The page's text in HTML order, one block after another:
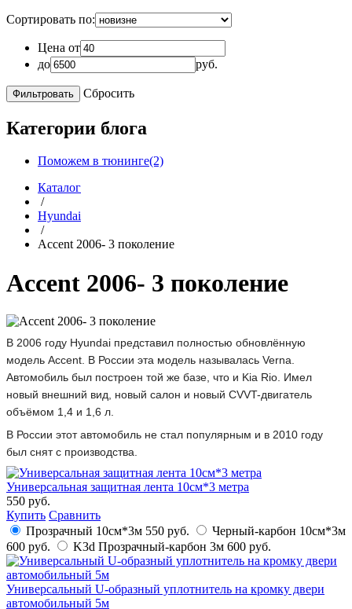
Сортировать по:
Цена от
до
руб.
Сбросить
Категории блога
Поможем в тюнинге(2)
Каталог
/
Hyundai
/
Accent 2006- 3 поколение
Accent 2006- 3 поколение
В 2006 году Hyundai представил полностью обновлённую
модель Accent. В России эта модель называлась Verna.
Автомобиль был построен той же базе, что и Kia Rio. Имел
новый внешний вид, новый салон и новый CVVT-двигатель
объёмом 1,4 и 1,6 л.
В России этот автомобиль не стал популярным и в 2010 году
был снят с производства.
Универсальная защитная лента 10см*3 метра
550 руб.
Купить Сравнить
Прозрачный 10см*3м 550 руб.
Черный-карбон 10см*3м
600 руб.
K3d Прозрачный-карбон 3м 600 руб.
Универсальный U-образный уплотнитель на кромку двери
автомобильный 5м